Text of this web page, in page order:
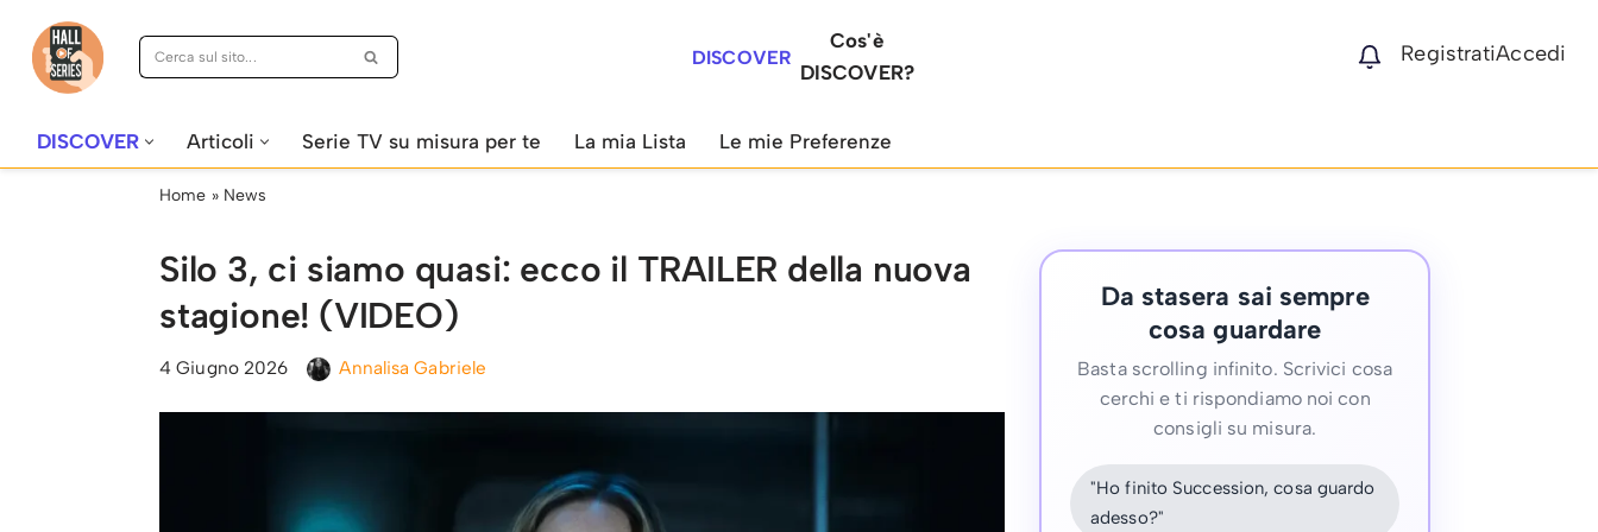
Vai
DISCOVER
Cos'è
DISCOVER?
RegistratiAccedi
DISCOVER Articoli Serie TV su misura per te La mia Lista Le mie Preferenze
Home » News
Silo 3, ci siamo quasi: ecco il TRAILER della nuova
stagione! (VIDEO)
4 Giugno 2026 Annalisa Gabriele
Da stasera sai sempre
cosa guardare
Basta scrolling infinito. Scrivici cosa
cerchi e ti rispondiamo noi con
consigli su misura.
"Ho finito Succession, cosa guardo
adesso?"